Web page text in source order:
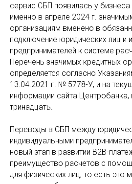
сервис СБП появилась у
именно в апреле 2024 г.
организациям вменено в
подключение юридических лиц и
предпринимателей к системе
Перечень значимых кредитных
определяется согласно
13.04.2021 г. № 5778-У, и на
информации сайта Центробанка,
тринадцать.
Переводы в СБП между
индивидуальными
новый этап в развитии B2B-
преимущество расчетов с
для физических лиц, то есть это